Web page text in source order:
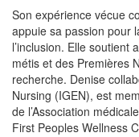
Son expérience vécue
appuie sa passion pour
l’inclusion. Elle soutient
métis et des Premières
recherche. Denise
Nursing (IGEN), est
de l’Association
First Peoples Wellness